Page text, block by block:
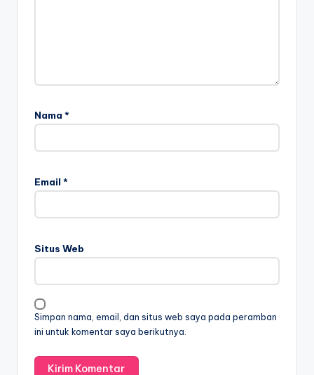
Nama *
Email *
Situs Web
Simpan nama, email, dan situs web saya pada peramban
ini untuk komentar saya berikutnya.